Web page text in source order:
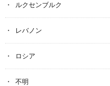
ルクセンブルク
レバノン
ロシア
不明